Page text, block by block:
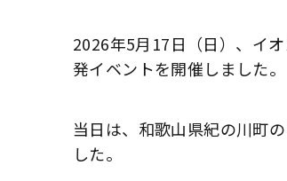
2026年5月17日（日）、イ
発イベントを開催しました。
当日は、和歌山県紀の川町
した。